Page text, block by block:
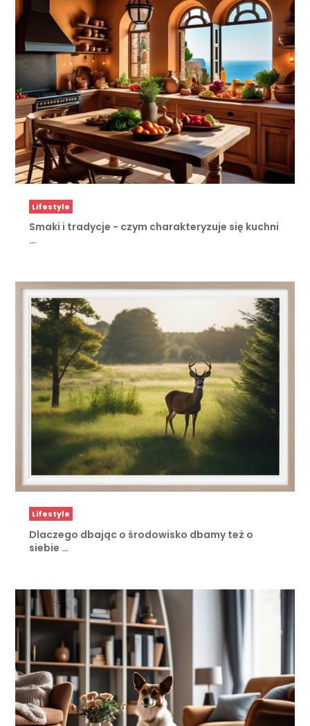
Lifestyle
Smaki i tradycje - czym charakteryzuje się kuchni
…
Lifestyle
Dlaczego dbając o środowisko dbamy też o
siebie …